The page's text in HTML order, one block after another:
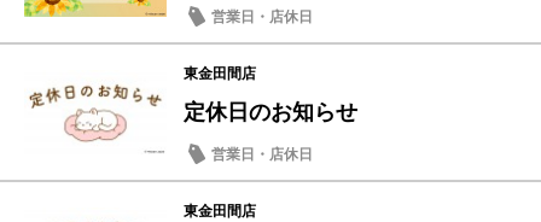
営業日・店休日
東金田間店
定休日のお知らせ
営業日・店休日
東金田間店